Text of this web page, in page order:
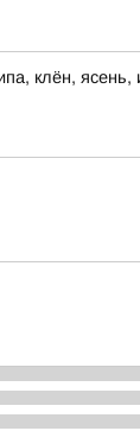
клён, ясень,